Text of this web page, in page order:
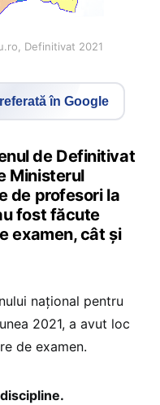
Definitivat 2021
în Google
de Definitivat
Ministerul
de profesori la
fost făcute
examen, cât și
național pentru
2021, a avut loc
de examen.